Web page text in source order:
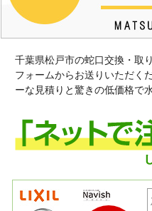
千葉県松戸市の蛇口交換・取
フォームからお送りいただく
ーな見積りと驚きの低価格で